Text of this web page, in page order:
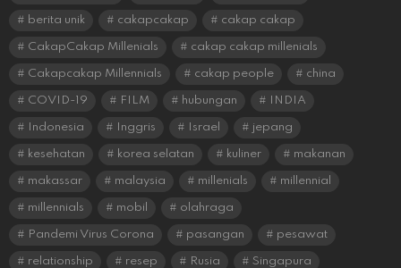
berita unik cakapcakap cakap cakap
CakapCakap Millenials cakap cakap millenials
Cakapcakap Millennials cakap people china
COVID-19 FILM hubungan INDIA
Indonesia Inggris Israel jepang
kesehatan korea selatan kuliner makanan
makassar malaysia millenials millennial
millennials mobil olahraga
Pandemi Virus Corona pasangan pesawat
relationship resep Rusia Singapura